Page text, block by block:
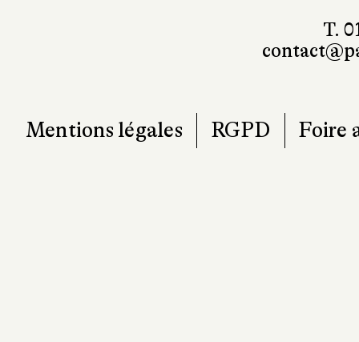
T.
Mentions légales RGPD Foire